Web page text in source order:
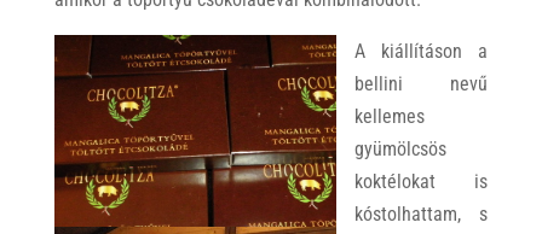
A kiállításon a
bellini nevű
kellemes
gyümölcsös
koktélokat is
kóstolhattam, s